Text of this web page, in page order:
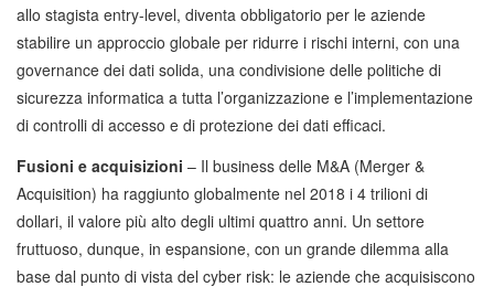
allo stagista entry-level, diventa obbligatorio per le aziende
stabilire un approccio globale per ridurre i rischi interni, con una
governance dei dati solida, una condivisione delle politiche di
sicurezza informatica a tutta l’organizzazione e l’implementazione
di controlli di accesso e di protezione dei dati efficaci.
Fusioni e acquisizioni – Il business delle M&A (Merger &
Acquisition) ha raggiunto globalmente nel 2018 i 4 trilioni di
dollari, il valore più alto degli ultimi quattro anni. Un settore
fruttuoso, dunque, in espansione, con un grande dilemma alla
base dal punto di vista del cyber risk: le aziende che acquisiscono